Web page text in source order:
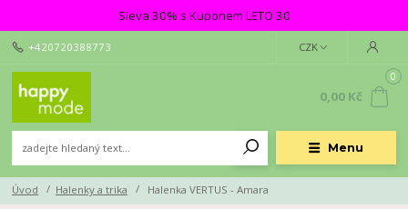
Sleva 30% s Kuponem LETO 30
Menu
CZK
+420720388773
0
0,00 Kč
Úvod Halenky a trika Halenka VERTUS - Amara